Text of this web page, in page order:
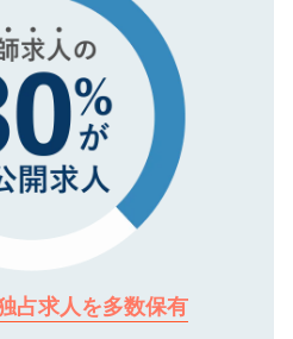
占求人を多数保有